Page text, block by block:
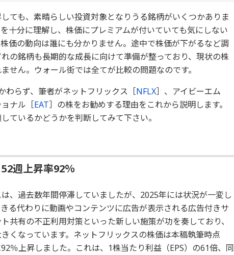
ても、素晴らしい投資対象となりうる銘柄がいくつかありま
十分に理解し、株価にプレミアムが付いていても気にしない
価の動向は誰にも分かりません。途中で株価が下がるなど調
の銘柄も長期的な成長に向けて準備が整っており、現状の株
せん。ウォール街では全てが比較の問題なのです。
わらず、筆者がネットフリックス［NFLX］、アイビーエム
ナル［EAT］の株をお勧めする理由をこれから説明します。
ているかどうかを判断してみて下さい。
週上昇率92％
、過去数年間停滞していましたが、2025年には状況が一変し
る代わりに動画やコンテンツに広告が表示される広告付きサ
共有の不正利用対策といった新しい施策が功を奏しており、
くなっています。ネットフリックスの株価は本稿執筆時点
％上昇しました。これは、1株当たり利益（EPS）の61倍、同